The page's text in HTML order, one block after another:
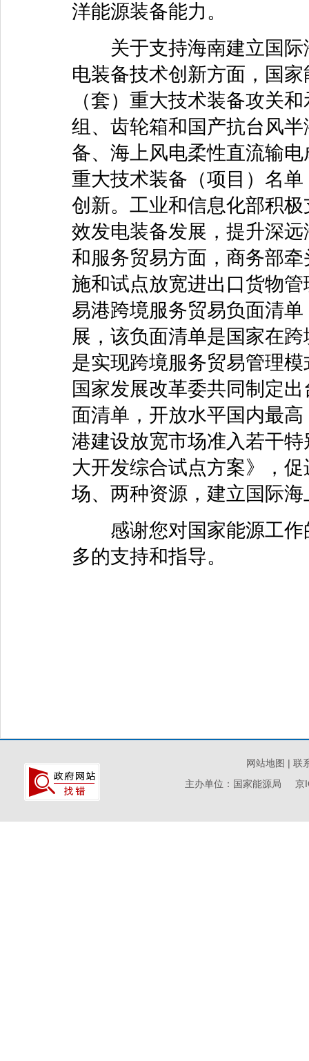
洋能源装备能力。
关于支持海南建立国际
电装备技术创新方面，国
（套）重大技术装备攻关
组、齿轮箱和国产抗台风
备、海上风电柔性直流输
重大技术装备（项目）名
创新。工业和信息化部积
效发电装备发展，提升深
和服务贸易方面，商务部
施和试点放宽进出口货物
易港跨境服务贸易负面清
展，该负面清单是国家在
是实现跨境服务贸易管理
国家发展改革委共同制定
面清单，开放水平国内最
港建设放宽市场准入若干
大开发综合试点方案》，
场、两种资源，建立国际
感谢您对国家能源工作
多的支持和指导。